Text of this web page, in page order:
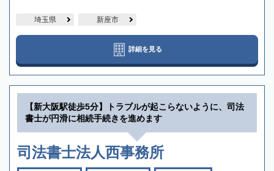
埼玉県 新座市
詳細を見る
【新大阪駅徒歩5分】トラブルが起こらないように、司法
書士が円滑に相続手続きを進めます
司法書士法人西事務所